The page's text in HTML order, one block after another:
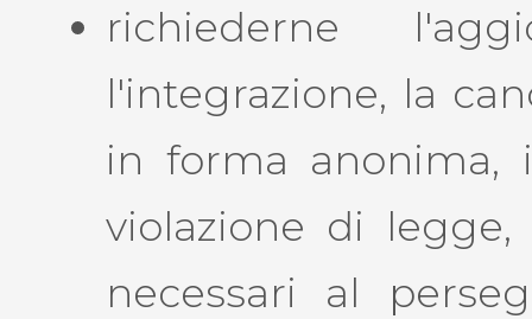
richiederne
l'integrazione, la
in forma
violazione di
necessari al